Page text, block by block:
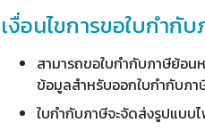
เงื่อนไขการขอใบกำกั
สามารถขอใบกำกับภาษีย้อน
ข้อมูลสำหรับออกใบกำกับภา
ใบกำกับภาษีจะจัดส่งรูปแบบ